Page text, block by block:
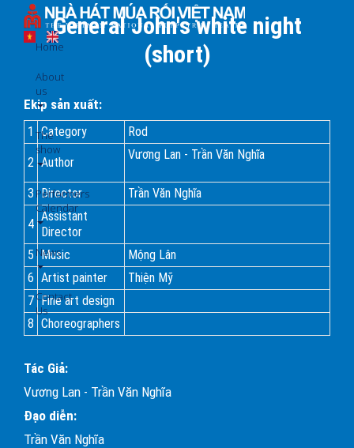
main
Home
About
us
The
show
Performers
Calendar
News
Contact
Us
General John's white night
(short)
Ekip sản xuất:
1 Category Rod
2 Author
Vương Lan - Trần Văn Nghĩa
3 Director Trần Văn Nghĩa
4
Assistant
Director
5 Music
Mộng Lân
6 Artist painter
Thiện Mỹ
7 Fine art design
8 Choreographers
Tác Giả:
Vương Lan - Trần Văn Nghĩa
Đạo diễn:
Trần Văn Nghĩa